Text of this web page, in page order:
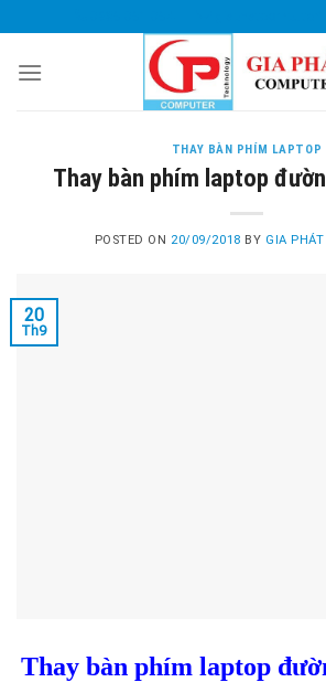
to
content
THAY BÀN PHÍM LAPTOP
Thay bàn phím laptop
POSTED ON 20/09/2018 BY GIA
20
Th9
Thay bàn phím laptop